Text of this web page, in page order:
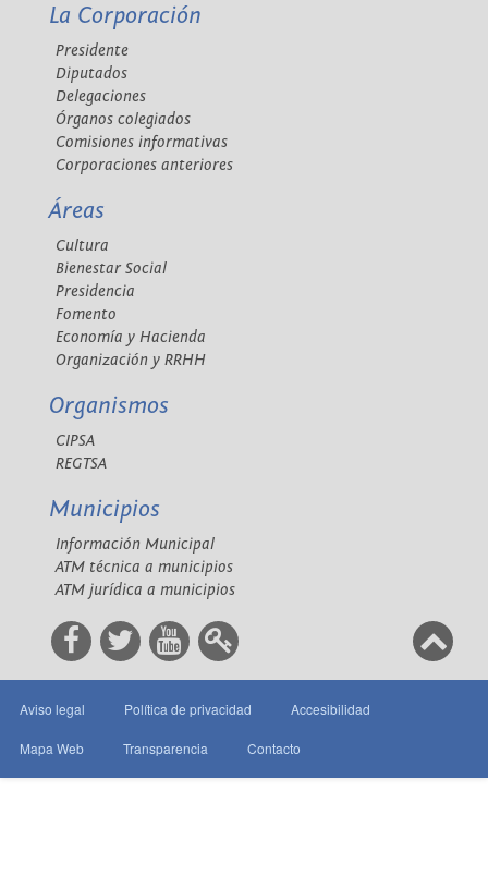
La Corporación
Presidente
Diputados
Delegaciones
Órganos colegiados
Comisiones informativas
Corporaciones anteriores
Áreas
Cultura
Bienestar Social
Presidencia
Fomento
Economía y Hacienda
Organización y RRHH
Organismos
CIPSA
REGTSA
Municipios
Información Municipal
ATM técnica a municipios
ATM jurídica a municipios
Aviso legal Política de privacidad Accesibilidad
Mapa Web Transparencia Contacto